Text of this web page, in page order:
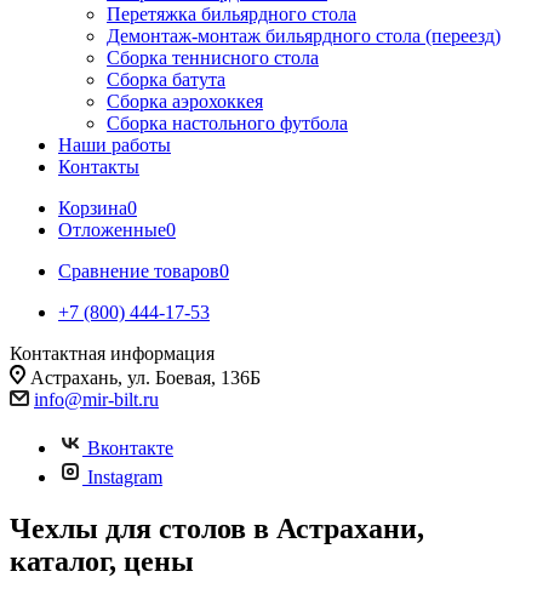
Перетяжка бильярдного стола
Демонтаж-монтаж бильярдного стола (переезд)
Сборка теннисного стола
Сборка батута
Сборка аэрохоккея
Сборка настольного футбола
Наши работы
Контакты
Корзина0
Отложенные0
Сравнение товаров0
+7 (800) 444-17-53
Контактная информация
Астрахань, ул. Боевая, 136Б
info@mir-bilt.ru
Вконтакте
Instagram
Чехлы для столов в Астрахани,
каталог, цены